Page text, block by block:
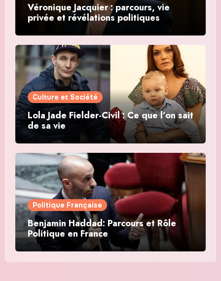
Véronique Jacquier : parcours, vie
privée et révélations politiques
Culture et Société
Lola Jade Fielder-Civil : Ce que l’on sait
de sa vie
Politique Française
Benjamin Haddad: Parcours et Rôle
Politique en France